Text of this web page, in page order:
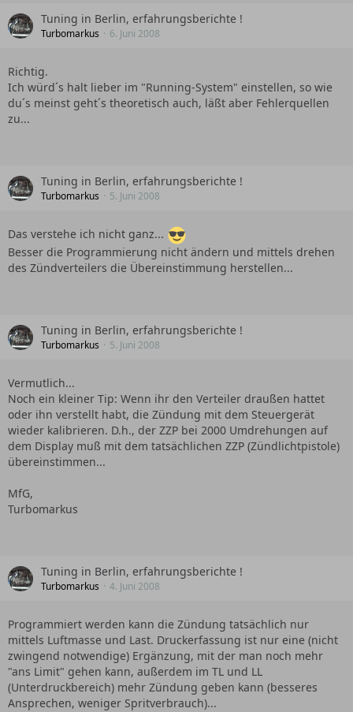
Tuning in Berlin, erfahrungsberichte !
Turbomarkus 6. Juni 2008
Richtig.
Ich würd´s halt lieber im "Running-System" einstellen, so wie
du´s meinst geht´s theoretisch auch, läßt aber Fehlerquellen
zu...
Tuning in Berlin, erfahrungsberichte !
Turbomarkus 5. Juni 2008
Das verstehe ich nicht ganz...
Besser die Programmierung nicht ändern und mittels drehen
des Zündverteilers die Übereinstimmung herstellen...
Tuning in Berlin, erfahrungsberichte !
Turbomarkus 5. Juni 2008
Vermutlich...
Noch ein kleiner Tip: Wenn ihr den Verteiler draußen hattet
oder ihn verstellt habt, die Zündung mit dem Steuergerät
wieder kalibrieren. D.h., der ZZP bei 2000 Umdrehungen auf
dem Display muß mit dem tatsächlichen ZZP (Zündlichtpistole)
übereinstimmen...
MfG,
Turbomarkus
Tuning in Berlin, erfahrungsberichte !
Turbomarkus 4. Juni 2008
Programmiert werden kann die Zündung tatsächlich nur
mittels Luftmasse und Last. Druckerfassung ist nur eine (nicht
zwingend notwendige) Ergänzung, mit der man noch mehr
"ans Limit" gehen kann, außerdem im TL und LL
(Unterdruckbereich) mehr Zündung geben kann (besseres
Ansprechen, weniger Spritverbrauch)...